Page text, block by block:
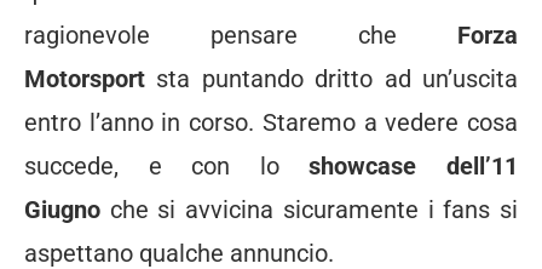
ragionevole pensare che Forza
Motorsport sta puntando dritto ad un’uscita
entro l’anno in corso. Staremo a vedere cosa
succede, e con loshowcase dell’11
Giugno che si avvicina sicuramente i fans si
aspettano qualche annuncio.